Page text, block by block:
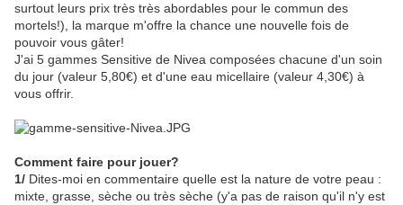
surtout leurs prix très très abordables pour le commun des
mortels!), la marque m'offre la chance une nouvelle fois de
pouvoir vous gâter!
J'ai 5 gammes Sensitive de Nivea composées chacune d'un soin
du jour (valeur 5,80€) et d'une eau micellaire (valeur 4,30€) à
vous offrir.
Comment faire pour jouer?
1/ Dites-moi en commentaire quelle est la nature de votre peau :
mixte, grasse, sèche ou très sèche (y'a pas de raison qu'il n'y est